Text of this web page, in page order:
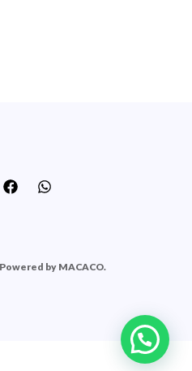
Powered by MACACO.